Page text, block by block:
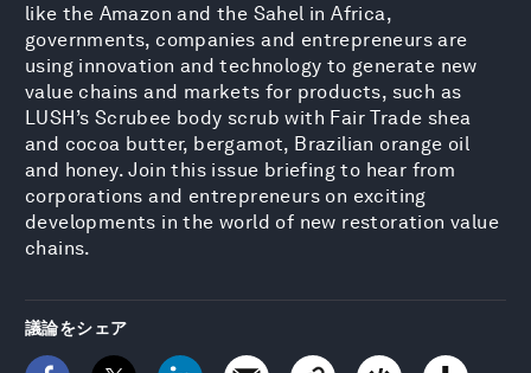
like the Amazon and the Sahel in Africa,
governments, companies and entrepreneurs are
using innovation and technology to generate new
value chains and markets for products, such as
LUSH’s Scrubee body scrub with Fair Trade shea
and cocoa butter, bergamot, Brazilian orange oil
and honey. Join this issue briefing to hear from
corporations and entrepreneurs on exciting
developments in the world of new restoration value
chains.
議論をシェア